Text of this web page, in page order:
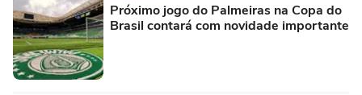
Próximo jogo do Palmeiras na Copa do
Brasil contará com novidade importante